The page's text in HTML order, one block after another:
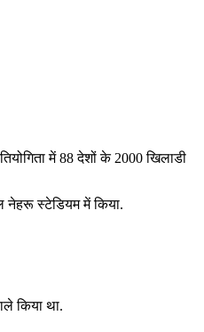
में 88 देशों के 2000 खिलाडी
नेहरू स्टेडियम में किया.
किया था.